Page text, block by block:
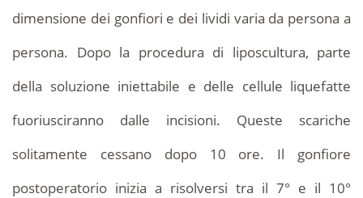
dimensione dei gonfiori e dei lividi varia da persona a
persona. Dopo la procedura di liposcultura, parte
della soluzione iniettabile e delle cellule liquefatte
fuoriusciranno dalle incisioni. Queste scariche
solitamente cessano dopo 10 ore. Il gonfiore
postoperatorio inizia a risolversi tra il 7° e il 10°